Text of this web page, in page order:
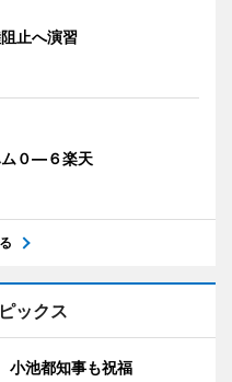
止へ演習
ム０―６楽天
ックス
池都知事も祝福